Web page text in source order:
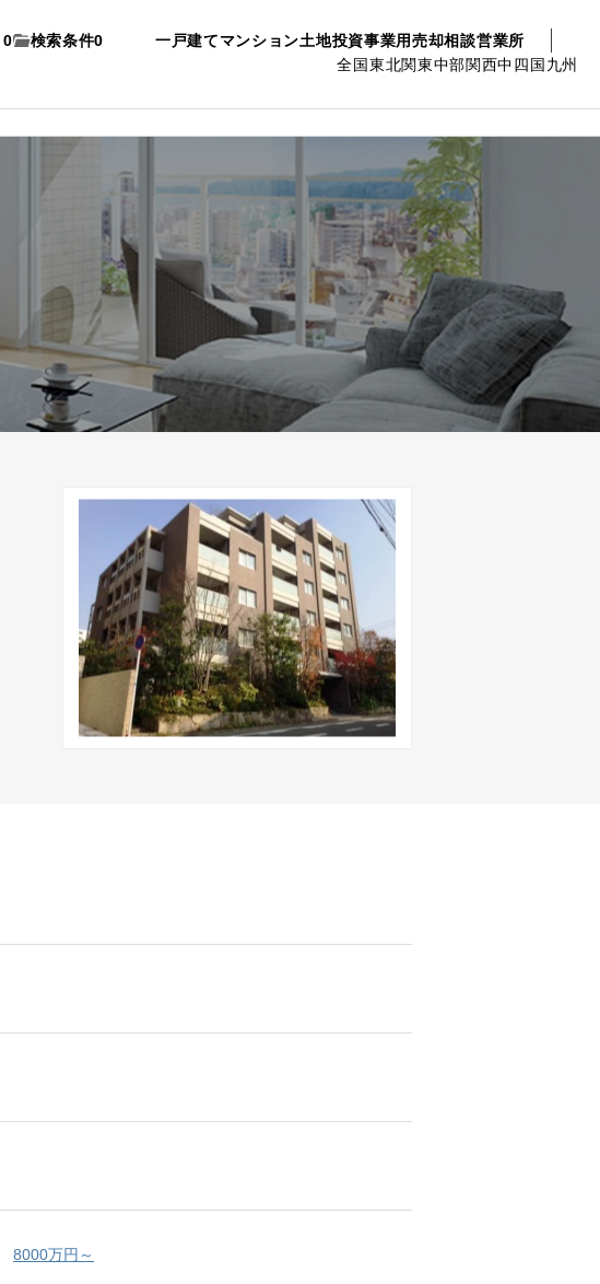
一戸建てマンション土地投資事業用売却相談営業所
全国東北関東中部関西中四国九州
0 検索条件0
8000万円～